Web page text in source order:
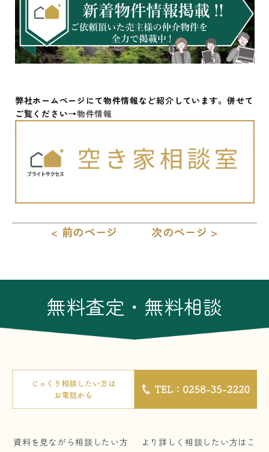
弊社ホームページにて物件情報など紹介しています。併せて
ご覧ください→物件情報
< 前のページ 次のページ >
無料査定・無料相談
資料を見ながら相談したい方
より詳しく相談したい方はこ